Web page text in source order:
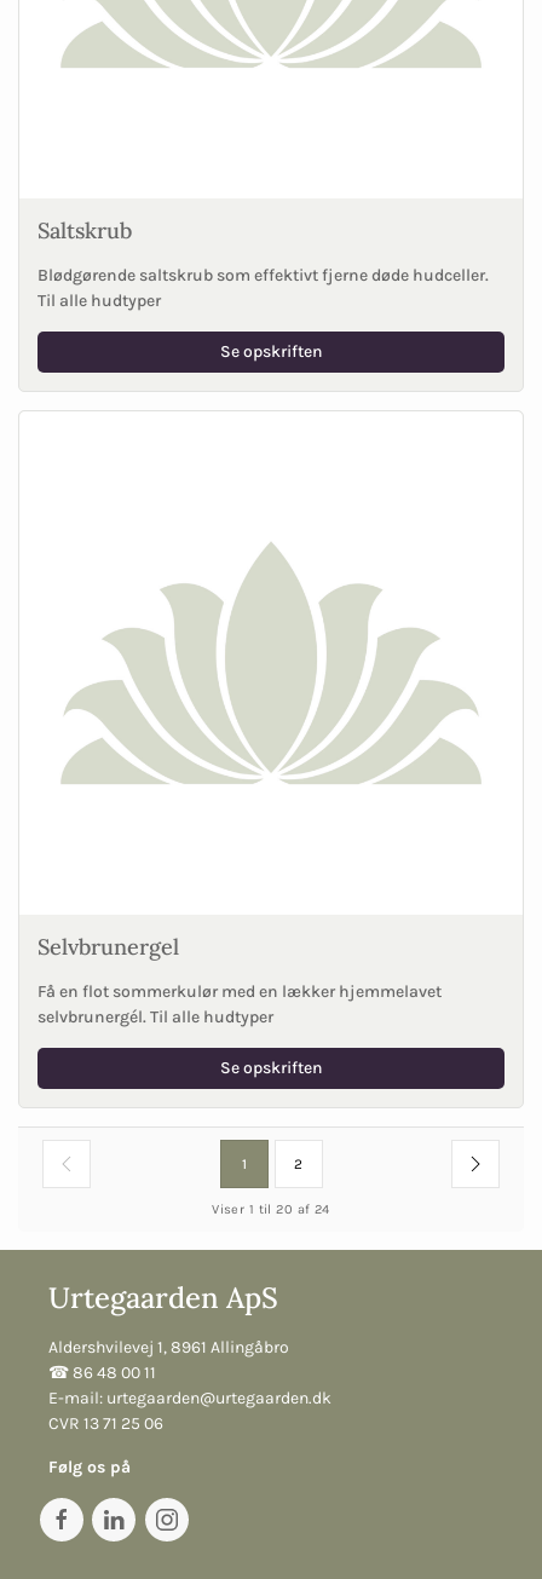
Saltskrub
Blødgørende saltskrub som effektivt fjerne døde hudceller.
Til alle hudtyper
Se opskriften
Selvbrunergel
Få en flot sommerkulør med en lækker hjemmelavet
selvbrunergél. Til alle hudtyper
Se opskriften
1 2
Viser 1 til 20 af 24
Urtegaarden ApS
Aldershvilevej 1, 8961 Allingåbro
☎︎ 86 48 00 11
E-mail: urtegaarden@urtegaarden.dk
CVR 13 71 25 06
Følg os på